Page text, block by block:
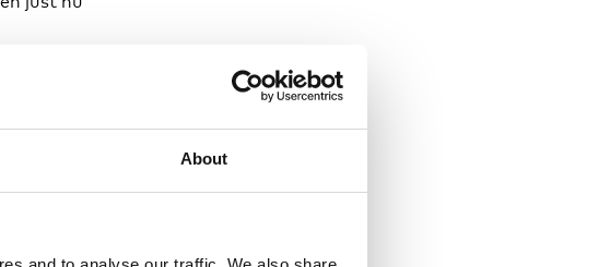
About
För dig som arbetar
myndighet,